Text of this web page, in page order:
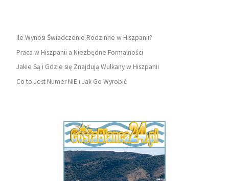
Ile Wynosi Świadczenie Rodzinne w Hiszpanii?
Praca w Hiszpanii a Niezbędne Formalności
Jakie Są i Gdzie się Znajdują Wulkany w Hiszpanii
Co to Jest Numer NIE i Jak Go Wyrobić